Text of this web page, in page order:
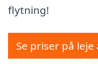
flytning!
Se priser på